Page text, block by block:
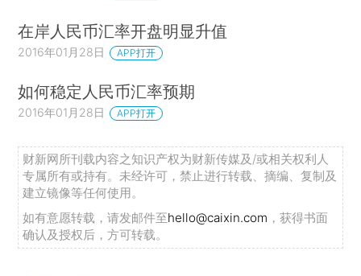
在岸人民币汇率开盘明显升值
2016年01月28日 APP打开
如何稳定人民币汇率预期
2016年01月28日 APP打开
财新网所刊载内容之知识产权为财新传媒及/或相关权利人
专属所有或持有。未经许可，禁止进行转载、摘编、复制及
建立镜像等任何使用。
如有意愿转载，请发邮件至hello@caixin.com ，获得书面
确认及授权后，方可转载。